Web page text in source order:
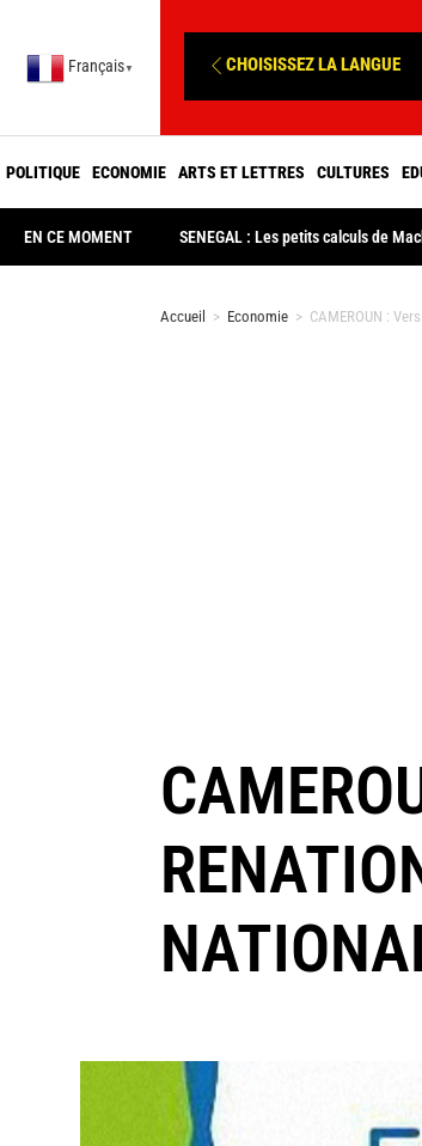
Français ▼ CHOISISSEZ LA LANGUE
POLITIQUE ECONOMIE ARTS ET LETTRES CULTURES
EN CE MOMENT SENEGAL : Les petits calculs de
Accueil > Economie > CAMEROUN :